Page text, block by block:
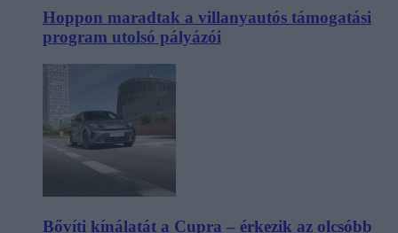
Hoppon maradtak a villanyautós támogatási
program utolsó pályázói
Bővíti kínálatát a Cupra – érkezik az olcsóbb